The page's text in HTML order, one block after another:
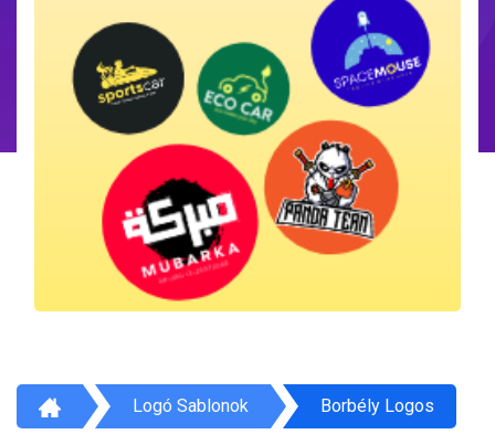
Logó Sablonok Borbély Logos